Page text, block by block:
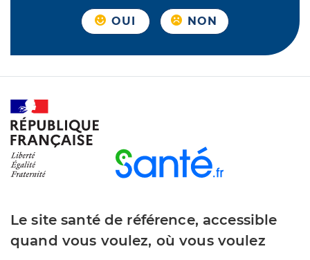
OUI NON
Le site santé de référence, accessible
quand vous voulez, où vous voulez